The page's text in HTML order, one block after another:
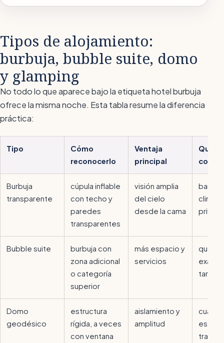
Tipos de alojamiento:
burbuja, bubble suite, domo
y glamping
No todo lo que aparece bajo la etiquetahotel burbuja
ofrece la misma noche. Esta tabla resume la diferencia
práctica:
Tipo
Cómo
reconocerlo
Ventaja
principal
Qué
Burbuja
transparente
cúpula inflable
con techo y
paredes
transparentes
visión amplia
del cielo
desde la cama
baño
Bubble suite
burbuja con
zona adicional
o categoría
superior
más espacio y
servicios
qué
tarifa
Domo
geodésico
estructura
rígida, a veces
con ventana
aislamiento y
amplitud
es